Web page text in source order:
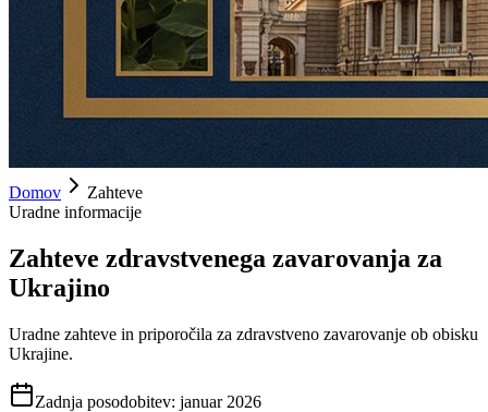
Domov
Zahteve
Uradne informacije
Zahteve zdravstvenega zavarovanja za
Ukrajino
Uradne zahteve in priporočila za zdravstveno zavarovanje ob obisku
Ukrajine.
Zadnja posodobitev: januar 2026